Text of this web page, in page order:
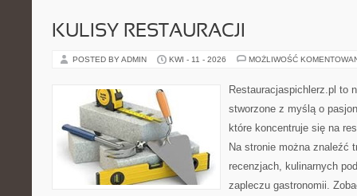
KULISY RESTAURACJI
POSTED BY ADMIN KWI - 11 - 2026 MOŻLIWOŚĆ
Restauracjaspichlerz.pl to
stworzone z myślą o
które koncentruje się na
Na stronie można znaleźć
recenzjach, kulinarnych
zapleczu gastronomii.